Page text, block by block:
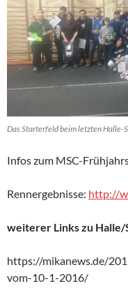
Das Starterfeld beim letzten Halle-
Infos zum MSC-
Rennergebnisse: http://
weiterer Links zu Halle/
https://mikanews.de/
vom-10-1-2016/